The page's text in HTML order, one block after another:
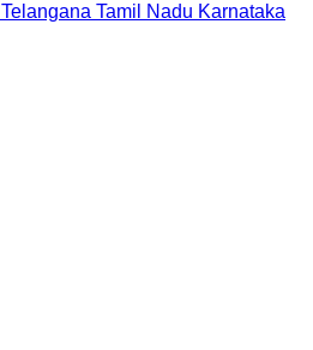
Telangana Tamil Nadu Karnataka